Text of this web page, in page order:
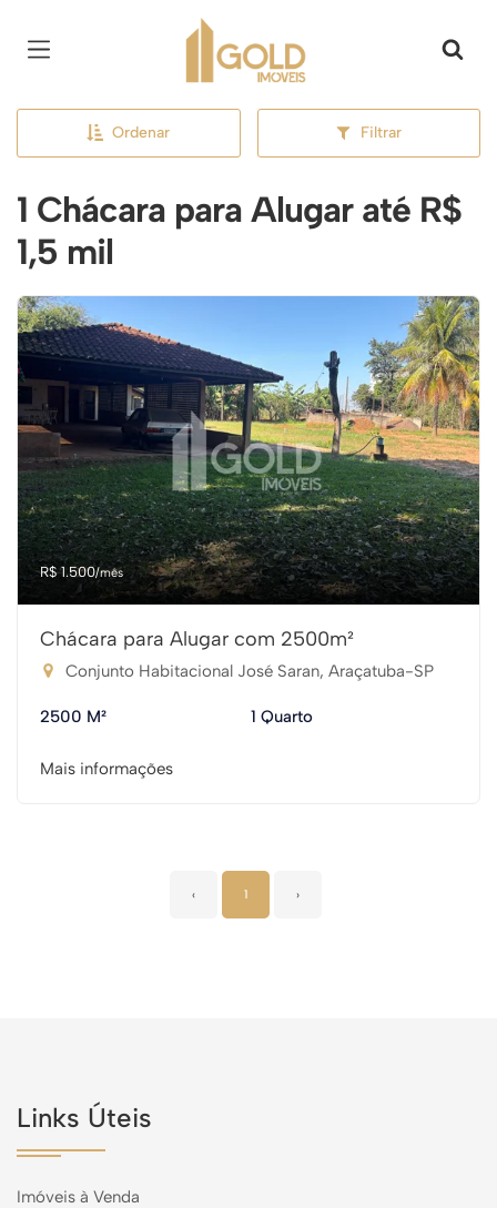
Página inicial
Ordenar Filtrar
1 Chácara para Alugar até R$
1,5 mil
R$ 1.500/mês
Chácara para Alugar com 2500m²
Conjunto Habitacional José Saran, Araçatuba-SP
2500 M² 1 Quarto
Mais informações
‹ 1 ›
Links Úteis
Imóveis à Venda